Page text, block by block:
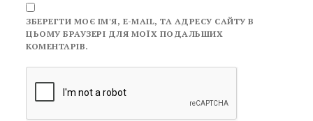
ЗБЕРЕГТИ МОЄ ІМ'Я, E-MAIL, ТА АДРЕСУ САЙТУ В
ЦЬОМУ БРАУЗЕРІ ДЛЯ МОЇХ ПОДАЛЬШИХ
КОМЕНТАРІВ.